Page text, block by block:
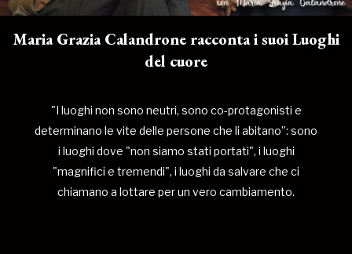
Maria Grazia Calandrone racconta i suoi Luoghi
del cuore
"I luoghi non sono neutri, sono co-protagonisti e
determinano le vite delle persone che li abitano”: sono
i luoghi dove "non siamo stati portati", i luoghi
"magnifici e tremendi", i luoghi da salvare che ci
chiamano a lottare per un vero cambiamento.